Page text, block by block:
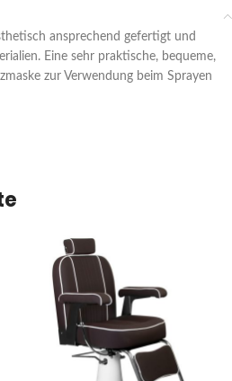
ansprechend gefertigt und
Eine sehr praktische, bequeme,
zur Verwendung beim Sprayen